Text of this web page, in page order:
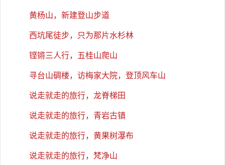
黄杨山，新建登山步道
西坑尾徒步，只为那片水杉林
铿锵三人行，五桂山爬山
寻台山碉楼，访梅家大院，登顶风车山
说走就走的旅行，龙脊梯田
说走就走的旅行，青岩古镇
说走就走的旅行，黄果树瀑布
说走就走的旅行，梵净山